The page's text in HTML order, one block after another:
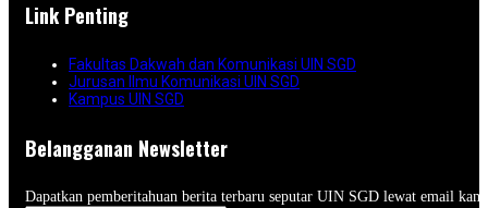
Link Penting
Fakultas Dakwah dan Komunikasi UIN SGD
Jurusan Ilmu Komunikasi UIN SGD
Kampus UIN SGD
Belangganan Newsletter
Dapatkan pemberitahuan berita terbaru seputar UIN SGD lewat email